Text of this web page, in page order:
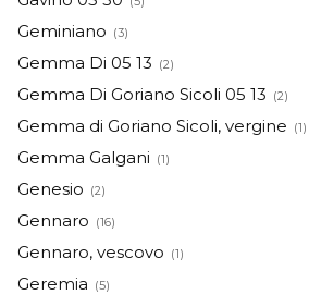
Geminiano (3)
Gemma Di 05 13 (2)
Gemma Di Goriano Sicoli 05 13 (2)
Gemma di Goriano Sicoli, vergine (1)
Gemma Galgani (1)
Genesio (2)
Gennaro (16)
Gennaro, vescovo (1)
Geremia (5)